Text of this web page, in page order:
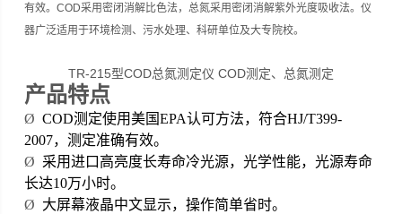
有效。COD采用密闭消解比色法，总氮采用密闭消解紫外光度吸收法。仪
器广泛适用于环境检测、污水处理、科研单位及大专院校。
TR-215型COD总氮测定仪 COD测定、总氮测定
产品特点
ØCOD测定使用美国EPA认可方法，符合HJ/T399-
2007，测定准确有效。
Ø 采用进口高亮度长寿命冷光源，光学性能，光源寿命
长达10万小时。
Ø 大屏幕液晶中文显示，操作简单省时。